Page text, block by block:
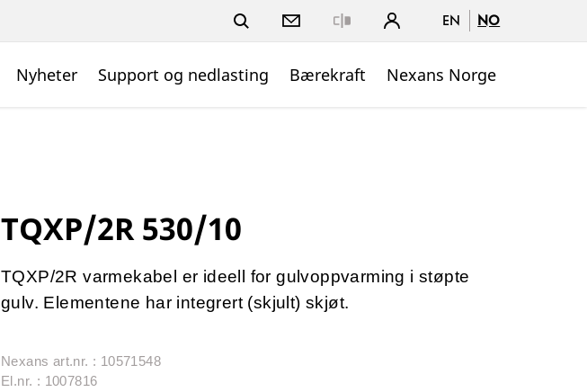
EN NO
Nyheter Support og nedlasting Bærekraft Nexans Norge
TQXP/2R 530/10
TQXP/2R varmekabel er ideell for gulvoppvarming i støpte
gulv. Elementene har integrert (skjult) skjøt.
Nexans art.nr. : 10571548
El.nr. : 1007816